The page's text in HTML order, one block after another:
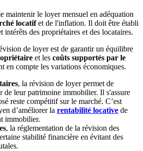
maintenir le loyer mensuel en adéquation
locatifet de l'inflation. Il doit être établi
intérêts des propriétaires et des locataires.
de loyer est de garantir un équilibre
et les coûts supportés par le
en compte les variations économiques.
, la révision de loyer permet de
de leur patrimoine immobilier. Il s'assure
reste compétitif sur le marché. C’est
d’améliorer la rentabilité locative de
immobilier.
, la réglementation de la révision des
stabilité financière en évitant des